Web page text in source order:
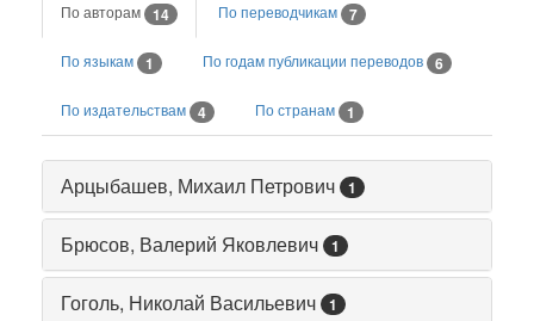
По авторам 14 По переводчикам 7
По языкам 1 По годам публикации переводов 6
По издательствам 4 По странам 1
Арцыбашев, Михаил Петрович 1
Брюсов, Валерий Яковлевич 1
Гоголь, Николай Васильевич 1